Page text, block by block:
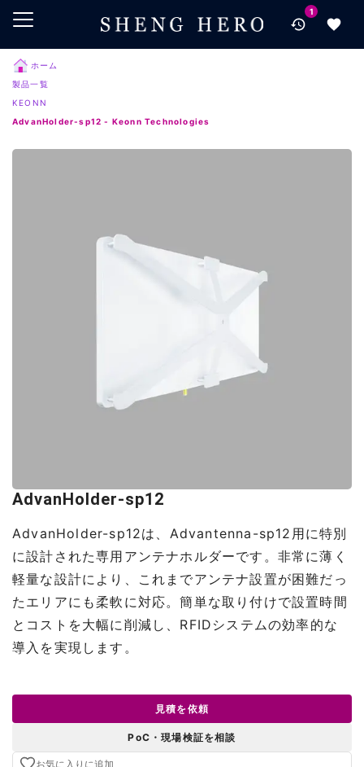
メインコンテンツにスキップ
検索にスキップ
フッターにスキップ
1
ホーム
製品一覧
KEONN
AdvanHolder-sp12 - Keonn Technologies
AdvanHolder-sp12
AdvanHolder-sp12は、Advantenna-sp12用に特別
に設計された専用アンテナホルダーです。非常に薄く
軽量な設計により、これまでアンテナ設置が困難だっ
たエリアにも柔軟に対応。簡単な取り付けで設置時間
とコストを大幅に削減し、RFIDシステムの効率的な
導入を実現します。
見積を依頼
PoC・現場検証を相談
お気に入りに追加